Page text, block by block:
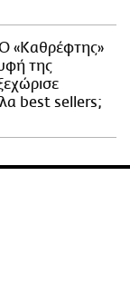
«Καθρέφτης»
της
best sellers;